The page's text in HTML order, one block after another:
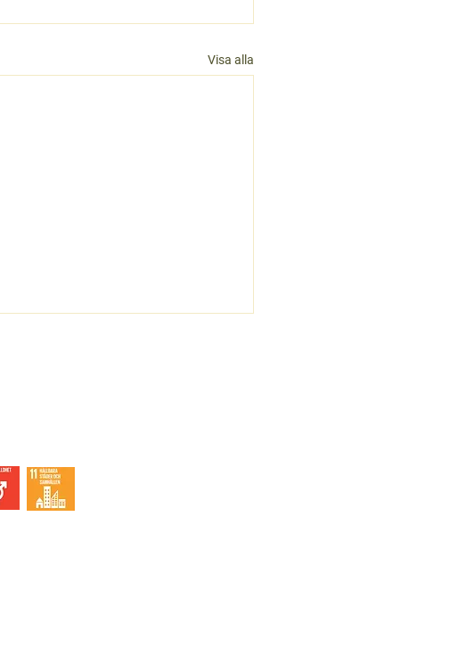
Visa alla
Hur svårt kan det vara?